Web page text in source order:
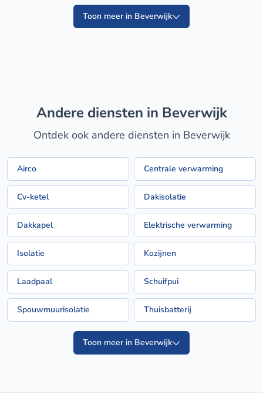
Toon meer in Beverwijk
Andere diensten in Beverwijk
Ontdek ook andere diensten in Beverwijk
Airco Centrale verwarming
Cv-ketel Dakisolatie
Dakkapel Elektrische verwarming
Isolatie Kozijnen
Laadpaal Schuifpui
Spouwmuurisolatie Thuisbatterij
Toon meer in Beverwijk